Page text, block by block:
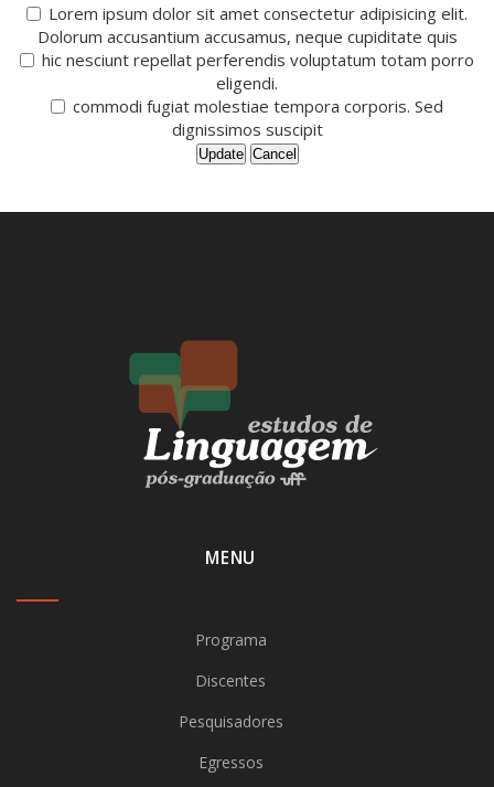
Lorem ipsum dolor sit amet consectetur adipisicing elit.
Dolorum accusantium accusamus, neque cupiditate quis
hic nesciunt repellat perferendis voluptatum totam porro
eligendi.
commodi fugiat molestiae tempora corporis. Sed
dignissimos suscipit
Update Cancel
MENU
Programa
Discentes
Pesquisadores
Egressos